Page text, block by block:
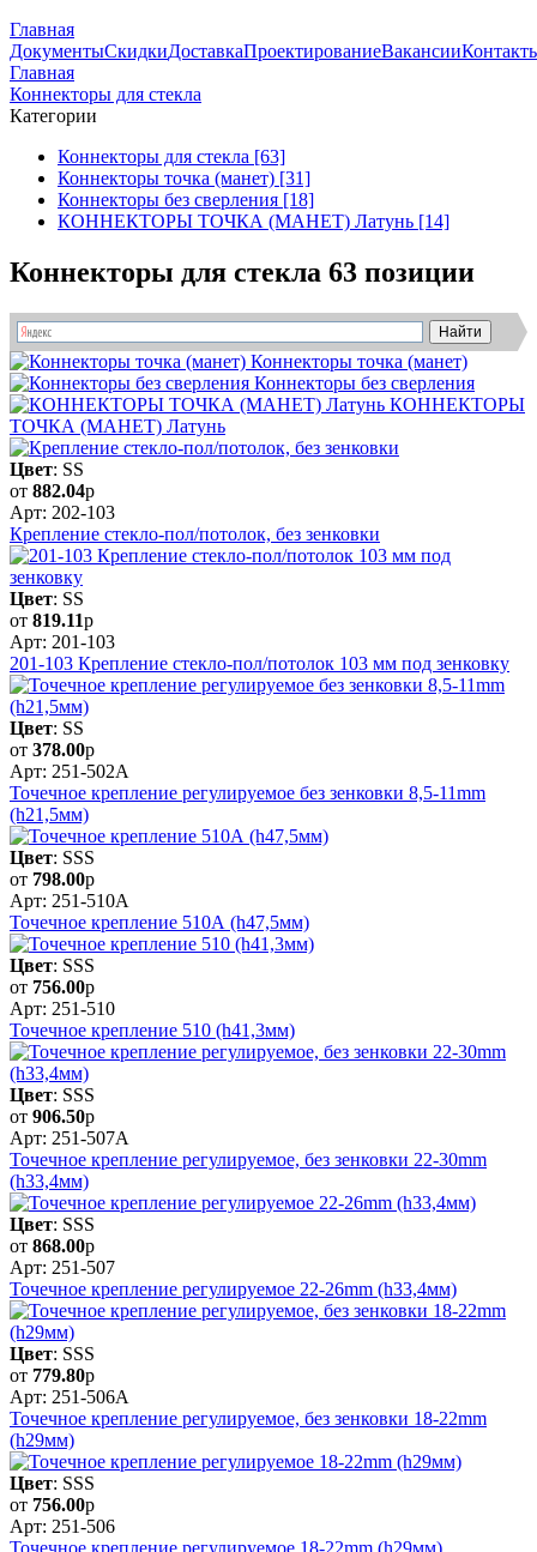
Главная
ДокументыСкидкиДоставкаПроектированиеВакансии
Главная
Коннекторы для стекла
Категории
Коннекторы для стекла [63]
Коннекторы точка (манет) [31]
Коннекторы без сверления [18]
КОННЕКТОРЫ ТОЧКА (МАНЕТ) Латунь [14]
Коннекторы для стекла 63 позиции
Коннекторы точка (манет)
Коннекторы без сверления
КОННЕКТОРЫ
ТОЧКА (МАНЕТ) Латунь
Цвет: SS
от 882.04р
Арт: 202-103
Крепление стекло-пол/потолок, без зенковки
Цвет: SS
от 819.11р
Арт: 201-103
201-103 Крепление стекло-пол/потолок 103 мм под зенковку
Цвет: SS
от 378.00р
Арт: 251-502A
Точечное крепление регулируемое без зенковки 8,5-11mm
(h21,5мм)
Цвет: SSS
от 798.00р
Арт: 251-510A
Точечное крепление 510А (h47,5мм)
Цвет: SSS
от 756.00р
Арт: 251-510
Точечное крепление 510 (h41,3мм)
Цвет: SSS
от 906.50р
Арт: 251-507A
Точечное крепление регулируемое, без зенковки 22-30mm
(h33,4мм)
Цвет: SSS
от 868.00р
Арт: 251-507
Точечное крепление регулируемое 22-26mm (h33,4мм)
Цвет: SSS
от 779.80р
Арт: 251-506A
Точечное крепление регулируемое, без зенковки 18-22mm
(h29мм)
Цвет: SSS
от 756.00р
Арт: 251-506
Точечное крепление регулируемое 18-22mm (h29мм)